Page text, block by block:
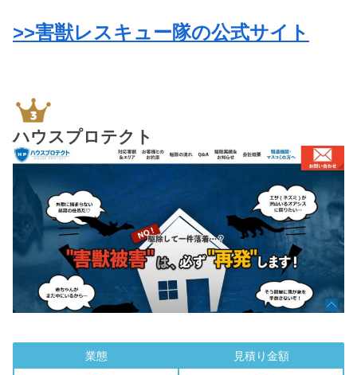
>>害獣レスキュー隊の公式サイト
ハウスプロテクト
業態 見積り金額